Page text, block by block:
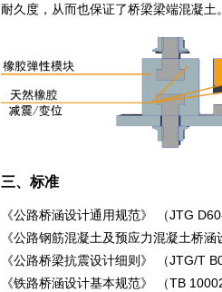
耐久度，从而也保证了桥梁梁端混凝土。
三、标准
《公路桥涵设计通用规范》 （JTG
《公路钢筋混凝土及预应力混凝土桥
《公路桥梁抗震设计细则》 （JTG/T
《铁路桥涵设计基本规范》 （TB